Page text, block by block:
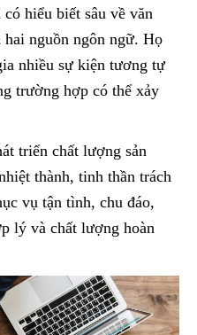
hiểu biết sâu về văn
nguồn ngôn ngữ. Họ
nhiều sự kiện tương tự
trường hợp có thể xảy
triển chất lượng sản
thành, tinh thần trách
vụ tận tình, chu đáo,
lý và chất lượng hoàn